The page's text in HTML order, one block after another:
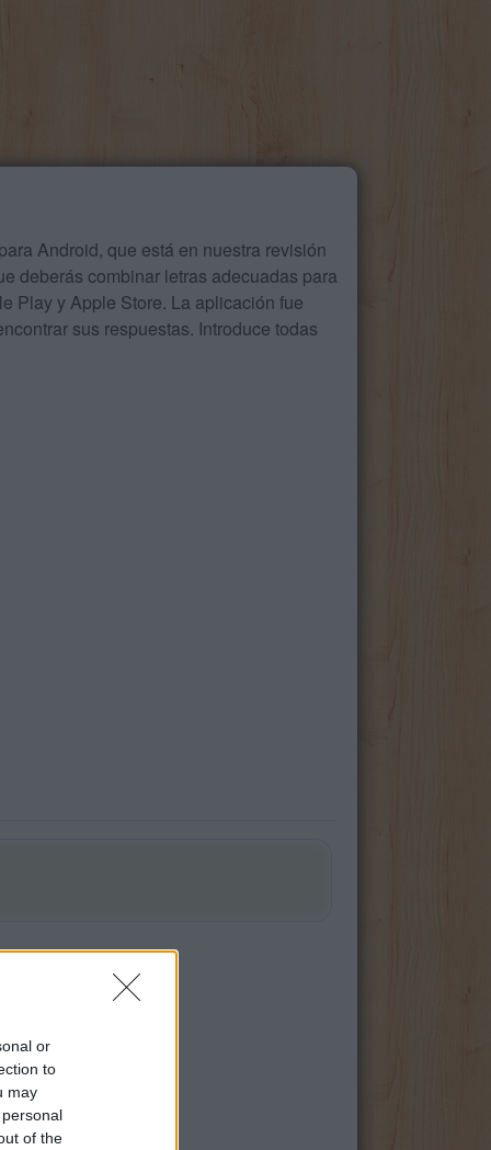
or
to
may
of the
Android, que está en nuestra revisión
deberás combinar letras adecuadas para
Play y Apple Store. La aplicación fue
sus respuestas. Introduce todas